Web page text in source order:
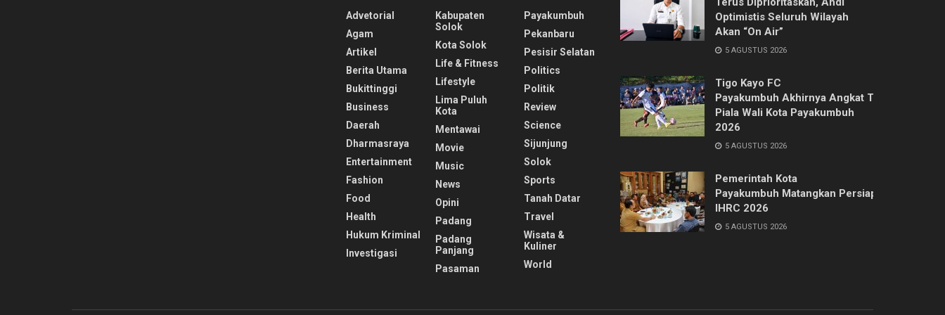
Advetorial
Agam
Artikel
Berita Utama
Bukittinggi
Business
Daerah
Dharmasraya
Entertainment
Fashion
Food
Health
Hukum Kriminal
Investigasi
Kabupaten
Solok
Kota Solok
Life & Fitness
Lifestyle
Lima Puluh
Kota
Mentawai
Movie
Music
News
Opini
Padang
Padang
Panjang
Pasaman
Payakumbuh
Pekanbaru
Pesisir Selatan
Politics
Politik
Review
Science
Sijunjung
Solok
Sports
Tanah Datar
Travel
Wisata &
Kuliner
World
Optimistis Seluruh Wilayah
Akan “On Air”
5 AGUSTUS 2026
Tigo Kayo FC
Payakumbuh Akhirnya Angkat Trofi
Piala Wali Kota Payakumbuh
2026
5 AGUSTUS 2026
Pemerintah Kota
Payakumbuh Matangkan Persiapan
IHRC 2026
5 AGUSTUS 2026